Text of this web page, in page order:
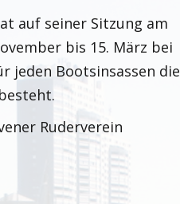
auf seiner Sitzung am
bis 15. März bei
jeden Bootsinsassen die
Ruderverein